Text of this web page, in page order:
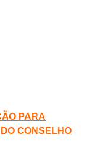
PARA
CONSELHO